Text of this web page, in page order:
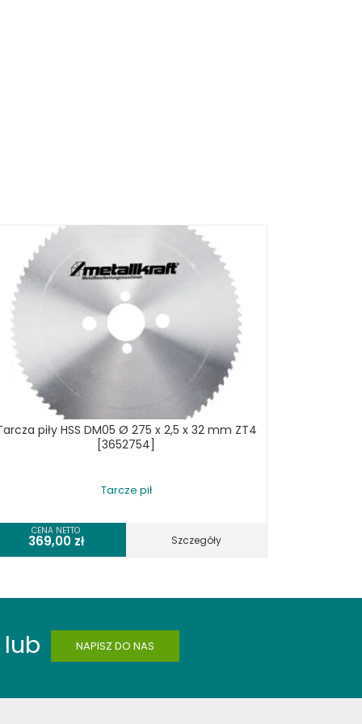
piły HSS DM05 Ø 275 x 2,5 x 32 mm ZT4
[3652754]
Tarcze pił
CENA NETTO
369,00 zł Szczegóły
NAPISZ DO NAS